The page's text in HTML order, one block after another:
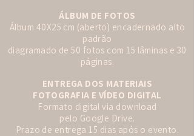
ÁLBUM DE FOTOS
Álbum 40X25 cm (aberto) encadernado alto
padrão
diagramado de 50 fotos com 15 lâminas e 30
páginas.
ENTREGA DOS MATERIAIS
FOTOGRAFIA E VÍDEO DIGITAL
Formato digital via download
pelo Google Drive.
Prazo de entrega 15 dias após o evento.